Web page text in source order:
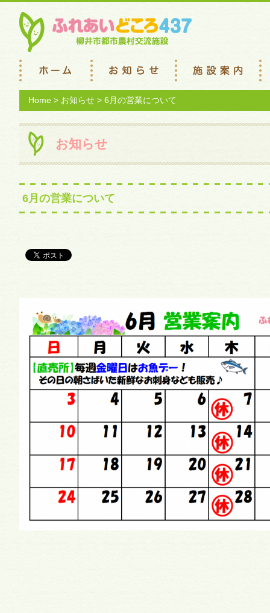
Home > お知らせ > 6月の営業について
お知らせ
6月の営業について